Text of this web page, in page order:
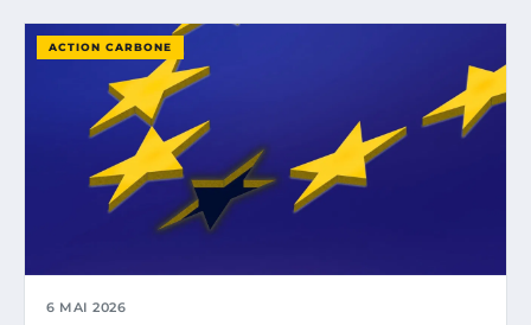
ACTION CARBONE
6 MAI 2026